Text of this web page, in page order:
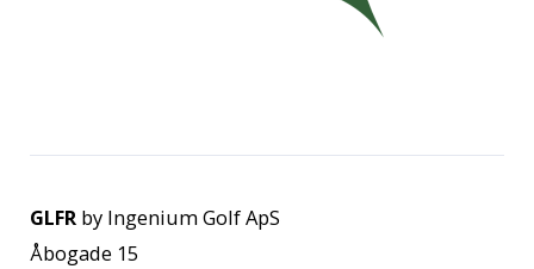
GLFRby Ingenium Golf ApS
Åbogade 15